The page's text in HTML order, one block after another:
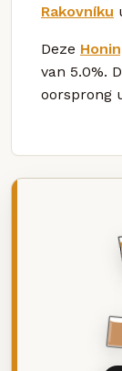
Rakovníku
Deze
van 5.0%.
oorsprong